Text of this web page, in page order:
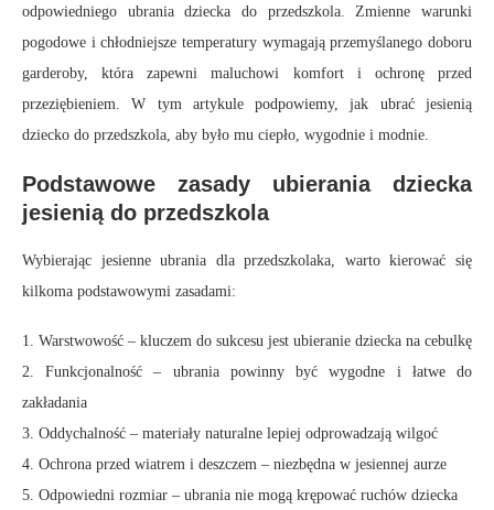
odpowiedniego ubrania dziecka do przedszkola. Zmienne warunki
pogodowe i chłodniejsze temperatury wymagają przemyślanego doboru
garderoby, która zapewni maluchowi komfort i ochronę przed
przeziębieniem. W tym artykule podpowiemy, jak ubrać jesienią
dziecko do przedszkola, aby było mu ciepło, wygodnie i modnie.
Podstawowe zasady ubierania dziecka
jesienią do przedszkola
Wybierając jesienne ubrania dla przedszkolaka, warto kierować się
kilkoma podstawowymi zasadami:
1. Warstwowość – kluczem do sukcesu jest ubieranie dziecka na cebulkę
2. Funkcjonalność – ubrania powinny być wygodne i łatwe do
zakładania
3. Oddychalność – materiały naturalne lepiej odprowadzają wilgoć
4. Ochrona przed wiatrem i deszczem – niezbędna w jesiennej aurze
5. Odpowiedni rozmiar – ubrania nie mogą krępować ruchów dziecka